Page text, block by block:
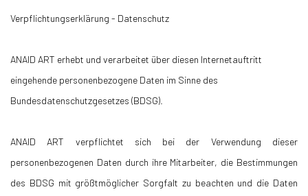
Verpflichtungserklärung - Datenschutz
ANAID ART erhebt und verarbeitet über diesen Internetauftritt
eingehende personenbezogene Daten im Sinne des
Bundesdatenschutzgesetzes (BDSG).
ANAID ART verpflichtet sich bei der Verwendung dieser
personenbezogenen Daten durch ihre Mitarbeiter, die Bestimmungen
des BDSG mit größtmöglicher Sorgfalt zu beachten und die Daten